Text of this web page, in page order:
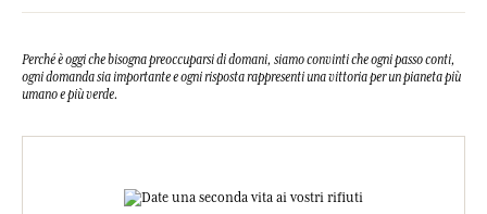
Perché è oggi che bisogna preoccuparsi di domani, siamo convinti che ogni passo conti,
ogni domanda sia importante e ogni risposta rappresenti una vittoria per un pianeta più
umano e più verde.